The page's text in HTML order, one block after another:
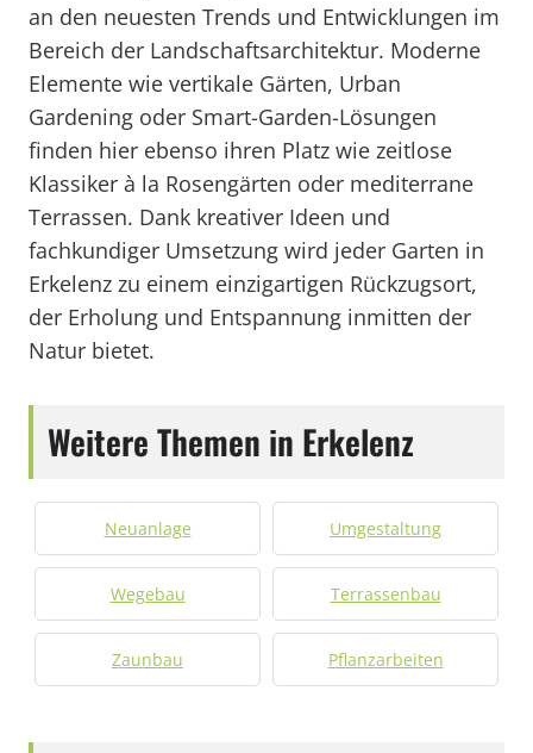
an den neuesten Trends und Entwicklungen im
Bereich der Landschaftsarchitektur. Moderne
Elemente wie vertikale Gärten, Urban
Gardening oder Smart-Garden-Lösungen
finden hier ebenso ihren Platz wie zeitlose
Klassiker à la Rosengärten oder mediterrane
Terrassen. Dank kreativer Ideen und
fachkundiger Umsetzung wird jeder Garten in
Erkelenz zu einem einzigartigen Rückzugsort,
der Erholung und Entspannung inmitten der
Natur bietet.
Weitere Themen in Erkelenz
Neuanlage Umgestaltung
Wegebau Terrassenbau
Zaunbau Pflanzarbeiten